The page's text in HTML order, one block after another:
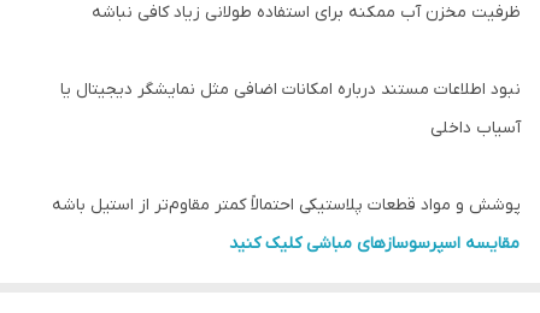
ظرفیت مخزن آب ممکنه برای استفاده طولانی زیاد کافی نباشه
نبود اطلاعات مستند درباره امکانات اضافی مثل نمایشگر دیجیتال یا
آسیاب داخلی
پوشش و مواد قطعات پلاستیکی احتمالاً کمتر مقاوم‌تر از استیل باشه
مقایسه اسپرسوسازهای مباشی کلیک کنید